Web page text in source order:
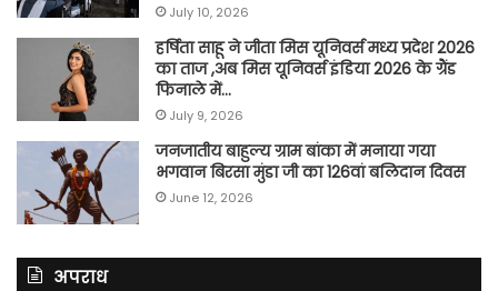
July 10, 2026
हर्षिता साहू ने जीता मिस यूनिवर्स मध्य प्रदेश 2026
का ताज ,अब मिस यूनिवर्स इंडिया 2026 के ग्रैंड
फिनाले में…
July 9, 2026
जनजातीय बाहुल्य ग्राम बांका में मनाया गया
भगवान बिरसा मुंडा जी का 126वां बलिदान दिवस
June 12, 2026
अपराध